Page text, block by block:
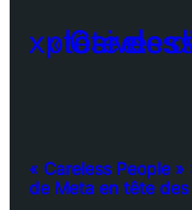
« Careless People
de Meta en tête